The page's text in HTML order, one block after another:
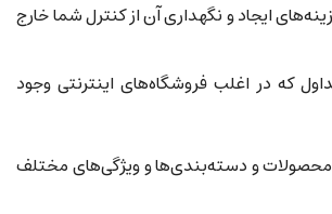
ایجاد و نگهداری آن از کنترل شما خارج
که در اغلب فروشگاه‌های اینترنتی وجود
و دسته‌بندی‌ها و ویژگی‌های مختلف